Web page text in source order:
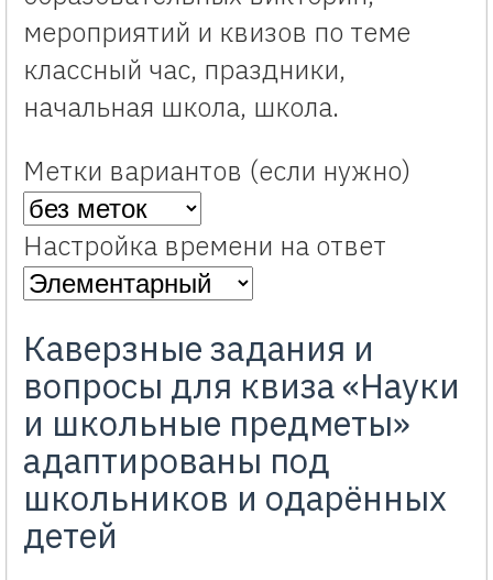
мероприятий и квизов по теме
классный час, праздники,
начальная школа, школа.
Метки вариантов (если нужно)
Настройка времени на ответ
Каверзные задания и
вопросы для квиза «Науки
и школьные предметы»
адаптированы под
школьников и одарённых
детей